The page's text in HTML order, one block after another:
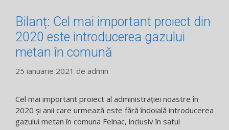
Bilanț: Cel mai important proiect din
2020 este introducerea gazului
metan în comună
25 ianuarie 2021 de admin
Cel mai important proiect al administrației noastre în
2020 și anii care urmează este fără îndoială introducerea
gazului metan în comuna Felnac, inclusiv în satul